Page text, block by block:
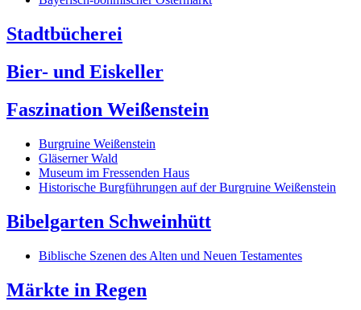
Stadtbücherei
Bier- und Eiskeller
Faszination Weißenstein
Burgruine Weißenstein
Gläserner Wald
Museum im Fressenden Haus
Historische Burgführungen auf der Burgruine Weißenstein
Bibelgarten Schweinhütt
Biblische Szenen des Alten und Neuen Testamentes
Märkte in Regen